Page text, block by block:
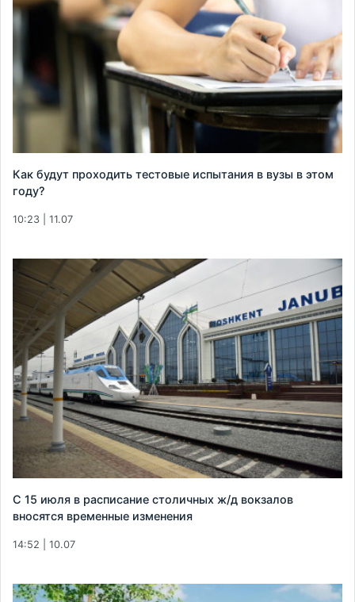
Как будут проходить тестовые испытания в вузы в этом
году?
10:23 | 11.07
С 15 июля в расписание столичных ж/д вокзалов
вносятся временные изменения
14:52 | 10.07